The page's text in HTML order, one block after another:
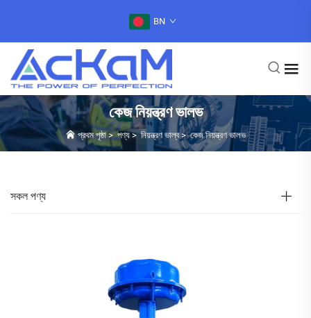
BN
কেজ নিয়ন্ত্রণ ভালভ
প্রথম পৃষ্ঠা>পণ্য>নিয়ন্ত্রণ ভাল্ব>কেজ নিয়ন্ত্রণ ভালভ
সকল পণ্য